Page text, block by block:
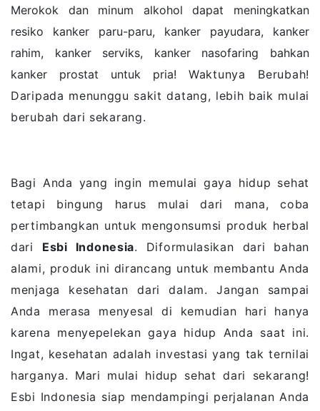
Merokok dan minum alkohol dapat meningkatkan
resiko kanker paru-paru, kanker payudara, kanker
rahim, kanker serviks, kanker nasofaring bahkan
kanker prostat untuk pria!Waktunya Berubah!
Daripada menunggu sakit datang, lebih baik mulai
berubah dari sekarang.
Bagi Anda yang ingin memulai gaya hidup sehat
tetapi bingung harus mulai dari mana, coba
pertimbangkan untuk mengonsumsi produk herbal
dari Esbi Indonesia. Diformulasikan dari bahan
alami, produk ini dirancang untuk membantu Anda
menjaga kesehatan dari dalam. Jangan sampai
Anda merasa menyesal di kemudian hari hanya
karena menyepelekan gaya hidup Anda saat ini.
Ingat, kesehatan adalah investasi yang tak ternilai
harganya. Mari mulai hidup sehat dari sekarang!
Esbi Indonesia siap mendampingi perjalanan Anda